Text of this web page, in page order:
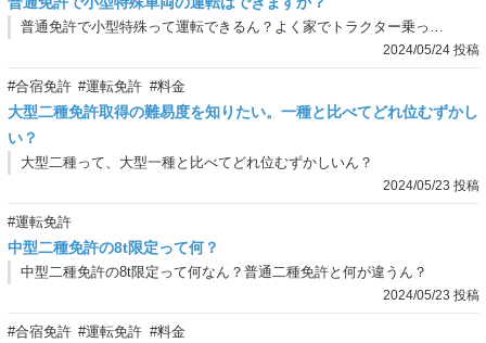
普通免許で小型特殊って運転できるん？よく家でトラクター乗っとるねんけど、車の免許しか持ってへんような気がすんねん…。
2024/05/24 投稿
#合宿免許 #運転免許 #料金
大型二種免許取得の難易度を知りたい。一種と比べてどれ位むずかし
い？
大型二種って、大型一種と比べてどれ位むずかしいん？
2024/05/23 投稿
#運転免許
中型二種免許の8t限定って何？
中型二種免許の8t限定って何なん？普通二種免許と何が違うん？
2024/05/23 投稿
#合宿免許 #運転免許 #料金